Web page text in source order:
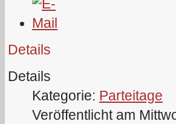
Details
Details
Kategorie: Parteitage
Veröffentlicht am